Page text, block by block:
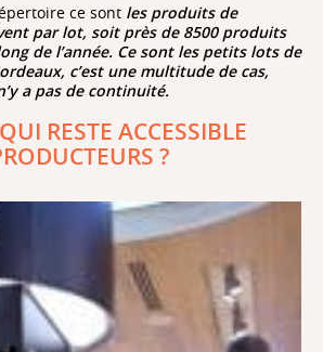
ce sont les produits de
par lot, soit près de 8500 produits
de l’année. Ce sont les petits lots de
c’est une multitude de cas,
a pas de continuité.
RESTE ACCESSIBLE
?